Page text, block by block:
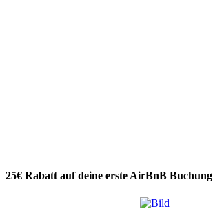
25€ Rabatt auf deine erste AirBnB Buchung